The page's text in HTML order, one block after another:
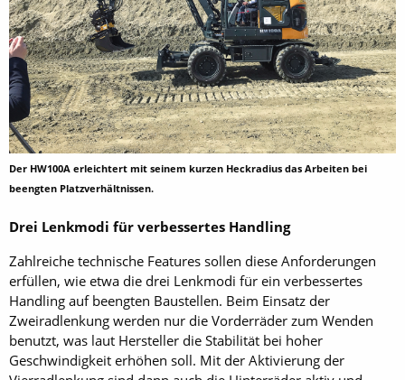
Der HW100A erleichtert mit seinem kurzen Heckradius das Arbeiten bei
beengten Platzverhältnissen.
Drei Lenkmodi für verbessertes Handling
Zahlreiche technische Features sollen diese Anforderungen
erfüllen, wie etwa die drei Lenkmodi für ein verbessertes
Handling auf beengten Baustellen. Beim Einsatz der
Zweiradlenkung werden nur die Vorderräder zum Wenden
benutzt, was laut Hersteller die Stabilität bei hoher
Geschwindigkeit er­höhen soll. Mit der Aktivierung der